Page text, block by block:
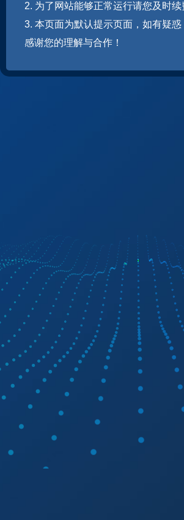
2. 为了网站能够正常运行请您及时
3. 本页面为默认提示页面，如有疑
感谢您的理解与合作！